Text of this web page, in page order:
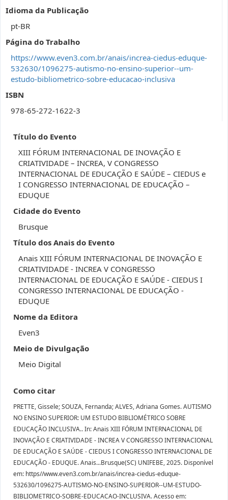
Idioma da Publicação
pt-BR
Página do Trabalho
https://www.even3.com.br/anais/increa-ciedus-eduque-
532630/1096275-autismo-no-ensino-superior--um-
estudo-bibliometrico-sobre-educacao-inclusiva
ISBN
978-65-272-1622-3
Título do Evento
XIII FÓRUM INTERNACIONAL DE INOVAÇÃO E
CRIATIVIDADE – INCREA, V CONGRESSO
INTERNACIONAL DE EDUCAÇÃO E SAÚDE – CIEDUS e
I CONGRESSO INTERNACIONAL DE EDUCAÇÃO –
EDUQUE
Cidade do Evento
Brusque
Título dos Anais do Evento
Anais XIII FÓRUM INTERNACIONAL DE INOVAÇÃO E
CRIATIVIDADE - INCREA V CONGRESSO
INTERNACIONAL DE EDUCAÇÃO E SAÚDE - CIEDUS I
CONGRESSO INTERNACIONAL DE EDUCAÇÃO -
EDUQUE
Nome da Editora
Even3
Meio de Divulgação
Meio Digital
Como citar
PRETTE, Gissele; SOUZA, Fernanda; ALVES, Adriana Gomes. AUTISMO
NO ENSINO SUPERIOR: UM ESTUDO BIBLIOMÉTRICO SOBRE
EDUCAÇÃO INCLUSIVA.. In: Anais XIII FÓRUM INTERNACIONAL DE
INOVAÇÃO E CRIATIVIDADE - INCREA V CONGRESSO INTERNACIONAL
DE EDUCAÇÃO E SAÚDE - CIEDUS I CONGRESSO INTERNACIONAL DE
EDUCAÇÃO - EDUQUE. Anais...Brusque(SC) UNIFEBE, 2025. Disponível
em: https//www.even3.com.br/anais/increa-ciedus-eduque-
532630/1096275-AUTISMO-NO-ENSINO-SUPERIOR--UM-ESTUDO-
BIBLIOMETRICO-SOBRE-EDUCACAO-INCLUSIVA. Acesso em: